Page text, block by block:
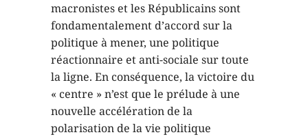
macronistes et les Républicains sont
fondamentalement d’accord sur la
politique à mener, une politique
réactionnaire et anti-sociale sur toute
la ligne. En conséquence, la victoire du
« centre » n’est que le prélude à une
nouvelle accélération de la
polarisation de la vie politique